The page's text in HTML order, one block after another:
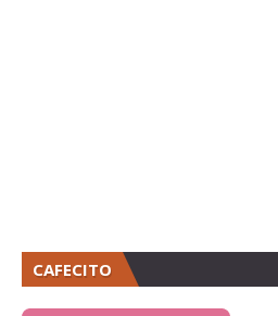
CAFECITO